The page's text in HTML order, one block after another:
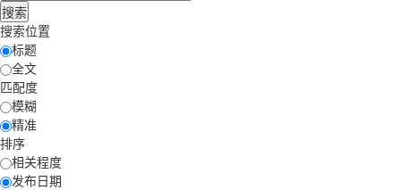
搜索位置
标题
全文
匹配度
模糊
精准
排序
相关程度
发布日期